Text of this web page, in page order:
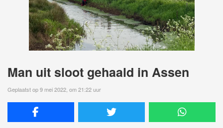
Man uit sloot gehaald in Assen
Geplaatst op 9 mei 2022, om 21:22 uur